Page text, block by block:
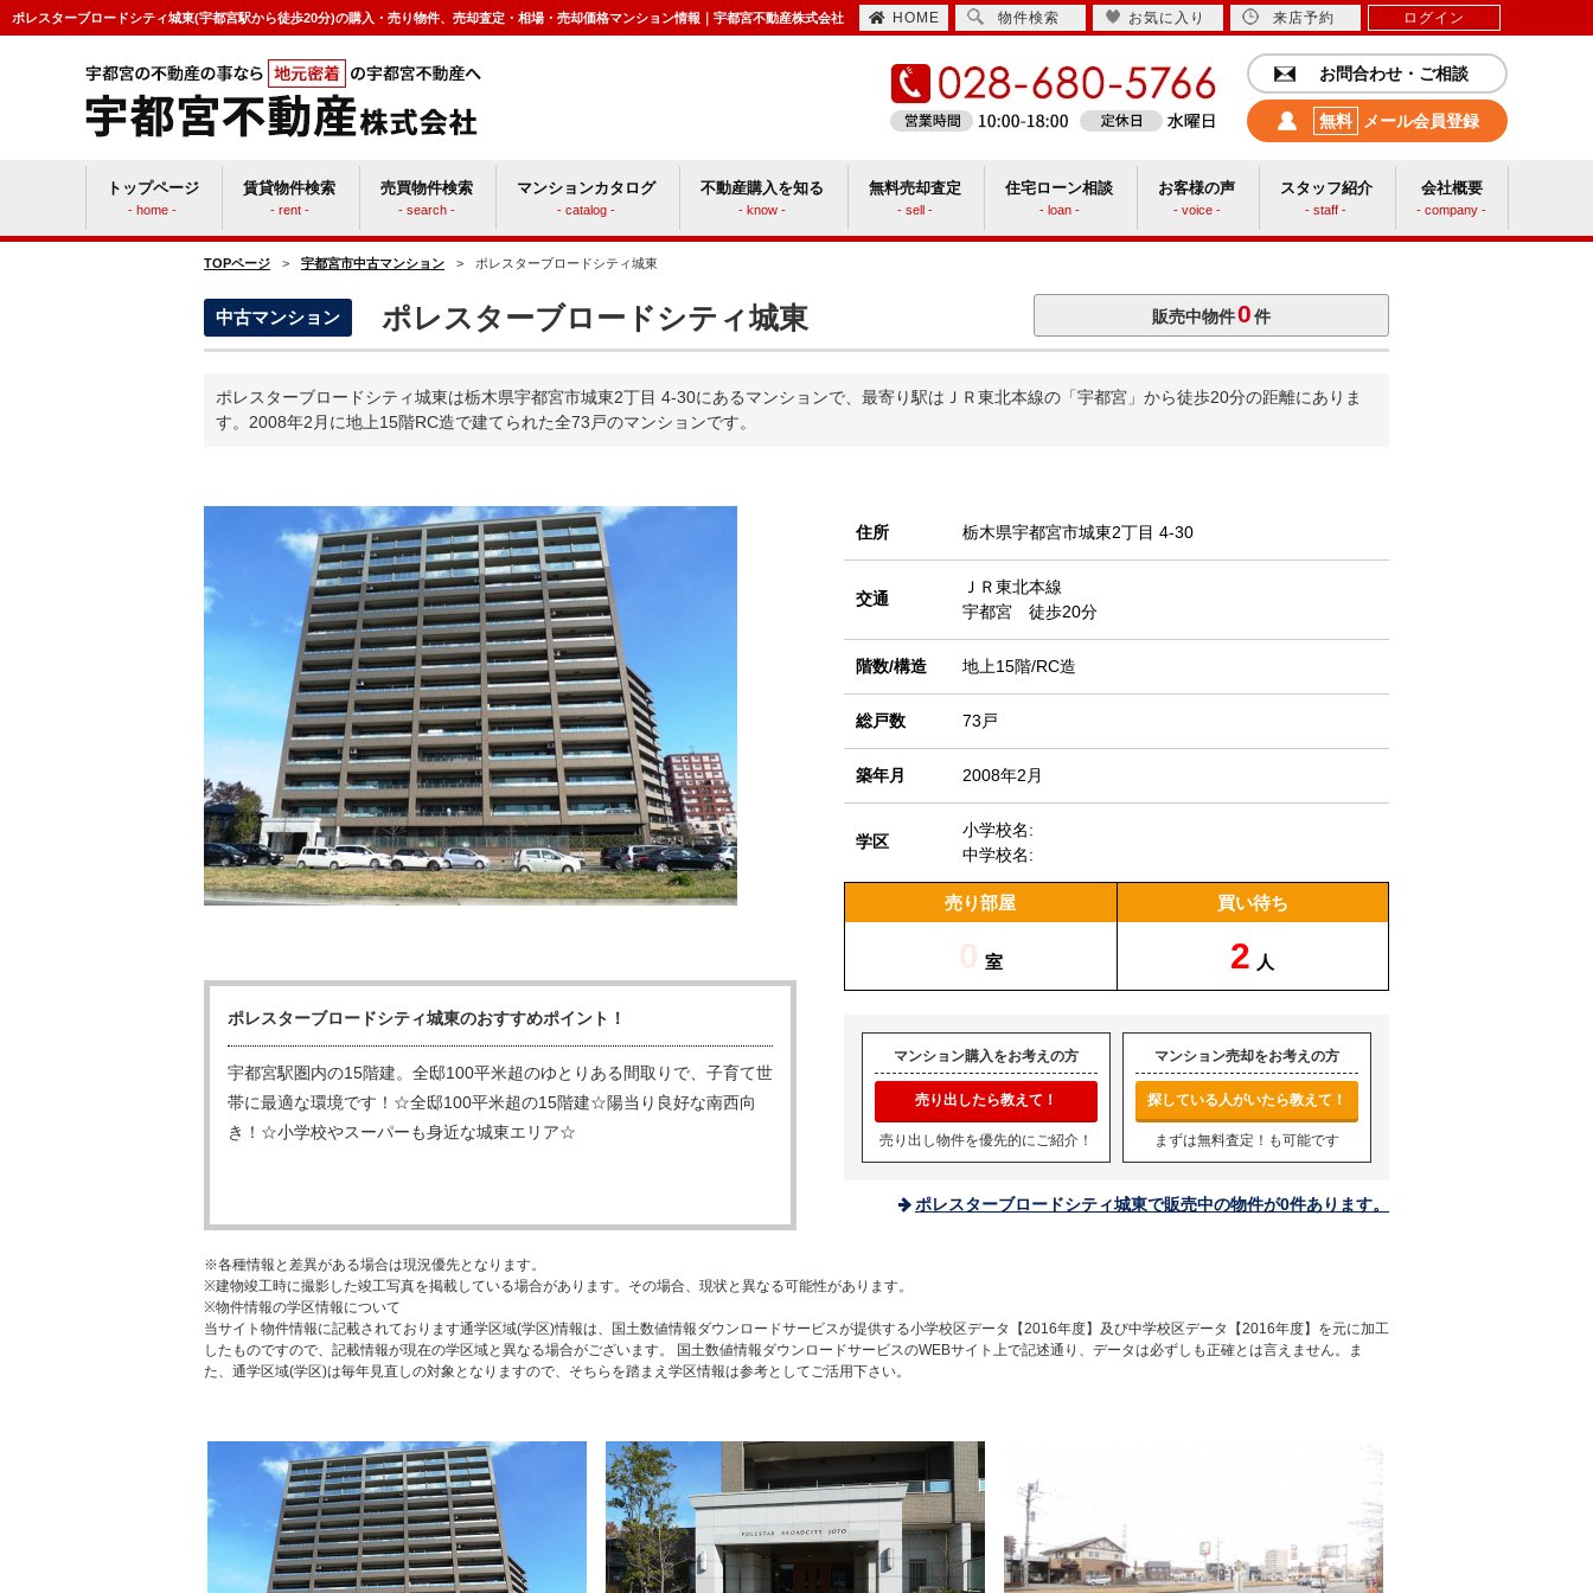
ポレスターブロードシティ城東(宇都宮駅から徒歩20分)の購入・売り物件、売却査定・相場・売却価格マンション情報｜宇都宮不動産株式会社 HOME 物件検索 お気に入り 来店予約 ログイン
お問合わせ・ご相談
無料 メール会員登録
トップページ
- home -
賃貸物件検索
- rent -
売買物件検索
- search -
マンションカタログ
- catalog -
不動産購入を知る
- know -
賃貸vs持ち家 マンションと戸建てどっちがいい？
無料売却査定
- sell -
住宅ローン相談
- loan -
お客様の声
- voice -
スタッフ紹介
- staff -
会社概要
- company -
TOPページ > 宇都宮市中古マンション > ポレスターブロードシティ城東
中古マンション ポレスターブロードシティ城東 販売中物件0件
ポレスターブロードシティ城東は栃木県宇都宮市城東2丁目 4-30にあるマンションで、最寄り駅はＪＲ東北本線の「宇都宮」から徒歩20分の距離にありま
す。2008年2月に地上15階RC造で建てられた全73戸のマンションです。
ポレスターブロードシティ城東のおすすめポイント！
宇都宮駅圏内の15階建。全邸100平米超のゆとりある間取りで、子育て世
帯に最適な環境です！☆全邸100平米超の15階建☆陽当り良好な南西向
き！☆小学校やスーパーも身近な城東エリア☆
住所 栃木県宇都宮市城東2丁目 4-30
交通
ＪＲ東北本線
宇都宮 徒歩20分
階数/構造 地上15階/RC造
総戸数 73戸
築年月 2008年2月
学区
小学校名:
中学校名:
売り部屋
室
買い待ち
2 人
マンション購入をお考えの方
売り出したら教えて！
売り出し物件を優先的にご紹介！
マンション売却をお考えの方
探している人がいたら教えて！
まずは無料査定！も可能です
ポレスターブロードシティ城東で販売中の物件が0件あります。
※各種情報と差異がある場合は現況優先となります。
※建物竣工時に撮影した竣工写真を掲載している場合があります。その場合、現状と異なる可能性があります。
※物件情報の学区情報について
当サイト物件情報に記載されております通学区域(学区)情報は、国土数値情報ダウンロードサービスが提供する小学校区データ【2016年度】及び中学校区データ【2016年度】を元に加工
したものですので、記載情報が現在の学区域と異なる場合がございます。 国土数値情報ダウンロードサービスのWEBサイト上で記述通り、データは必ずしも正確とは言えません。ま
た、通学区域(学区)は毎年見直しの対象となりますので、そちらを踏まえ学区情報は参考としてご活用下さい。